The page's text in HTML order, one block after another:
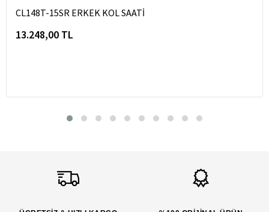
CL148T-15SR ERKEK KOL SAATİ
13.248,00 TL